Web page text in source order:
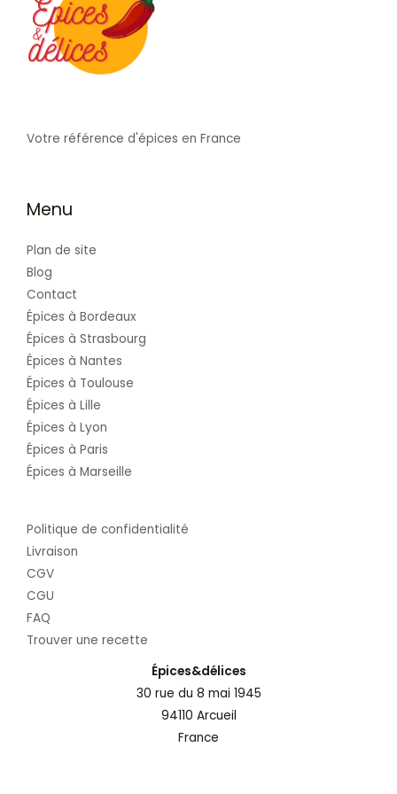
Votre référence d'épices en France
Menu
Plan de site
Blog
Contact
Épices à Bordeaux
Épices à Strasbourg
Épices à Nantes
Épices à Toulouse
Épices à Lille
Épices à Lyon
Épices à Paris
Épices à Marseille
Politique de confidentialité
Livraison
CGV
CGU
FAQ
Trouver une recette
Épices&délices
30 rue du 8 mai 1945
94110 Arcueil
France